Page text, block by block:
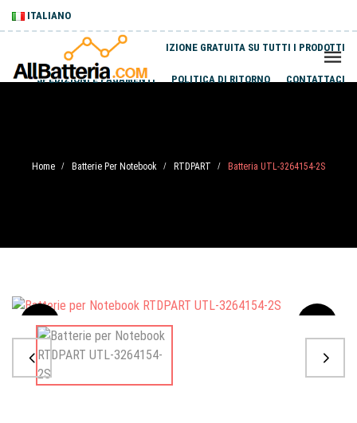
ITALIANO
SPEDIZIONE GRATUITA SU TUTTI I PRODOTTI
SPEDIZIONI E PAGAMENTI POLITICA DI RITORNO CONTATTACI
Home / Batterie Per Notebook / RTDPART / Batteria UTL-3264154-2S
Sale